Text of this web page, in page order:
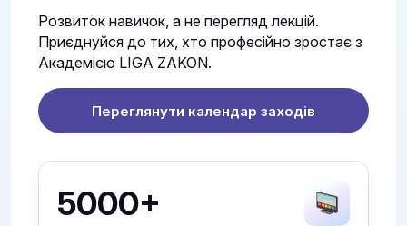
Розвиток навичок, а не перегляд лекцій.
Приєднуйся до тих, хто професійно зростає з
Академією LIGA ZAKON.
Переглянути календар заходів
5000+